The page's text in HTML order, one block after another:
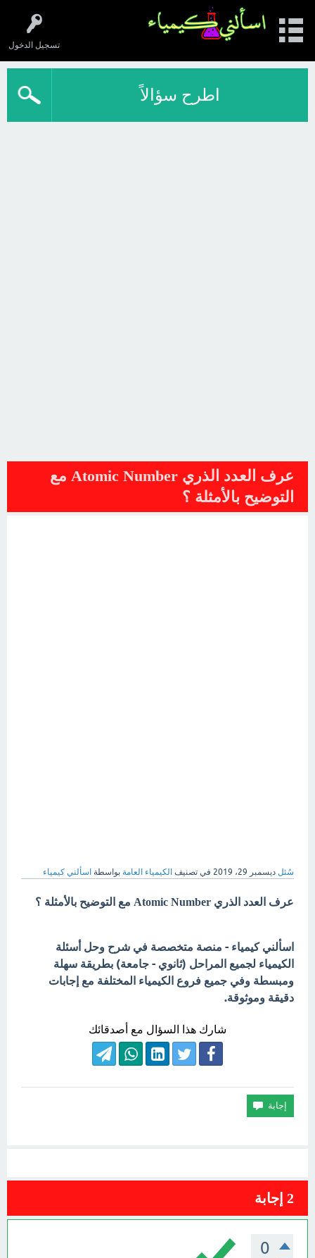
تسجيل الدخول
اطرح سؤالاً
عرف العدد الذري Atomic Number مع
التوضيح بالأمثلة ؟
سُئل ديسمبر 29، 2019 في تصنيف الكيمياء العامة بواسطة اسألني كيمياء
عرف العدد الذري Atomic Number مع التوضيح بالأمثلة ؟
اسألني كيمياء - منصة متخصصة في شرح وحل أسئلة
الكيمياء لجميع المراحل (ثانوي - جامعة) بطريقة سهلة
ومبسطة وفي جميع فروع الكيمياء المختلفة مع إجابات
دقيقة وموثوقة.
شارك هذا السؤال مع أصدقائك
2 إجابة
0